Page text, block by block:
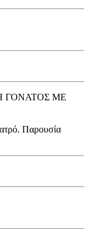
ΓΟΝΑΤΟΣ ΜΕ
Παρουσία